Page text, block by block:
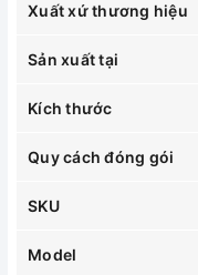
Xuất xứ thương hiệu
Sản xuất tại
Kích thước
Quy cách đóng gói
SKU
Model